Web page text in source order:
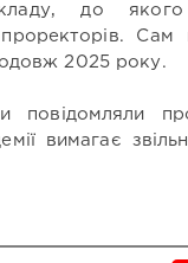
до
Сам
2025 року.
повідомляли
вимагає